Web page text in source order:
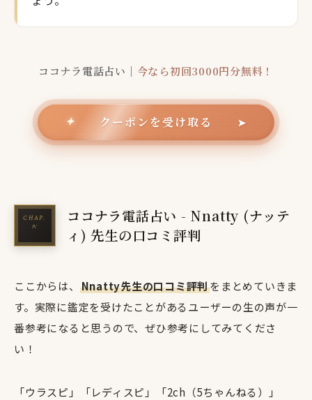
ココナラ電話占い｜ 今なら初回3000円分無料！
✦ クーポンを受け取る ➤
ココナラ電話占い - Nnatty (ナッテ
ィ) 先生の口コミ評判
ここからは、 Nnatty先生の口コミ評判をまとめていきま
す。実際に鑑定を受けたことがあるユーザーの生の声が一
番参考になると思うので、ぜひ参考にしてみてくださ
い！
「ウラスピ」「レディスピ」「2ch（5ちゃんねる）」